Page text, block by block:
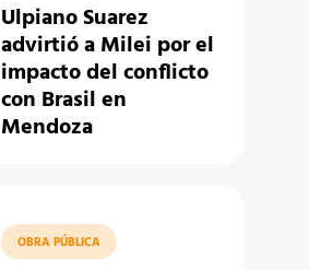
Ulpiano Suarez
advirtió a Milei por el
impacto del conflicto
con Brasil en
Mendoza
OBRA PÚBLICA